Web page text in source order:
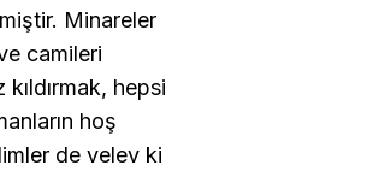
Minareler
camileri
hepsi
hoş
de velev ki